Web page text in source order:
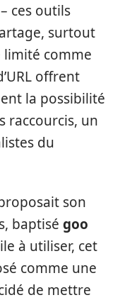
– ces outils
surtout
limité comme
offrent
la possibilité
raccourcis, un
du
son
baptisé goo
à utiliser, cet
comme une
de mettre